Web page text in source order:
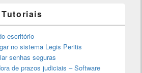
escritório
no sistema Legis Peritis
senhas seguras
de prazos judiciais – Software